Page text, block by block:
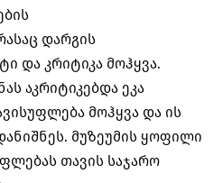
დარგის
და კრიტიკა მოჰყვა.
აკრიტიკებდა ეკა
მოჰყვა და ის
მუზეუმის ყოფილი
თავის საჯარო